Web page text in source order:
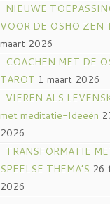
NIEUWE
VOOR DE OSHO ZEN
maart 2026
COACHEN MET DE
TAROT 1 maart 2026
VIEREN ALS
met meditatie-Ideeën
2026
TRANSFORMATIE
SPEELSE THEMA’S 26
2026